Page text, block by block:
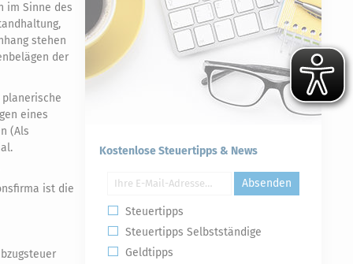
im Sinne des
stehen
der
eines
(Als
ist die
Kostenlose Steuertipps & News
Absenden
Steuertipps
Steuertipps Selbstständige
Geldtipps